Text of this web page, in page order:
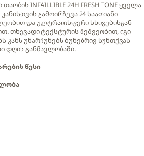
INFAILLIBLE 24H FRESH TONE ყველა
კანისთვის გამოირჩევა 24 საათიანი
და ულტრაიისფერი სხივებისგან
თხევადი ტექსტურის მეშვეობით, იგი
კანს უნარჩუნებს ბუნებრივ სუნთქვას
დღის განმავლობაში.
წესი